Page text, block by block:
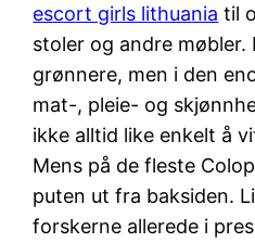
escort girls lithuania til
stoler og andre møbler.
grønnere, men i den
mat-, pleie- og
ikke alltid like enkelt å
Mens på de fleste
puten ut fra baksiden.
forskerne allerede i